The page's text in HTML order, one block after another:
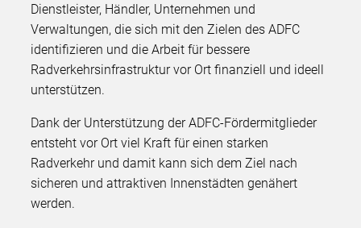
Dienstleister, Händler, Unternehmen und
Verwaltungen, die sich mit den Zielen des ADFC
identifizieren und die Arbeit für bessere
Radverkehrsinfrastruktur vor Ort finanziell und ideell
unterstützen.
Dank der Unterstützung der ADFC-Fördermitglieder
entsteht vor Ort viel Kraft für einen starken
Radverkehr und damit kann sich dem Ziel nach
sicheren und attraktiven Innenstädten genähert
werden.